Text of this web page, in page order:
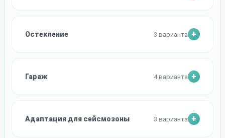
Остекление 3 варианта
Гараж 4 варианта
Адаптация для сейсмозоны 3 варианта